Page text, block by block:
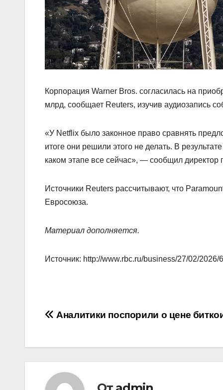
Корпорация Warner Bros. согласилась на
млрд, сообщает Reuters, изучив аудиозапись
«У Netflix было законное право сравнять
итоге они решили этого не делать. В
каком этапе все сейчас», — сообщил
Источники Reuters рассчитывают, что
Евросоюза.
Материал дополняется.
Источник: http://www.rbc.ru/business/27/02/
Навигация
Аналитики поспорили о цене